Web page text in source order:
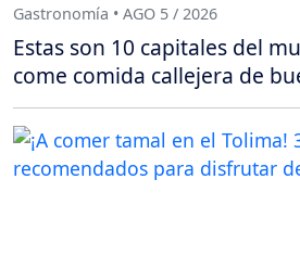
Gastronomía • AGO 5 / 2026
Estas son 10 capitales del
come comida callejera de